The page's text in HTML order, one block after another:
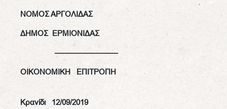
ΝΟΜΟΣ ΑΡΓΟΛΙΔΑΣ
ΔΗΜΟΣ ΕΡΜΙΟΝΙΔΑΣ
————————-
OIKONOMIKH ΕΠΙΤΡΟΠΗ
Κρανίδι 12/09/2019